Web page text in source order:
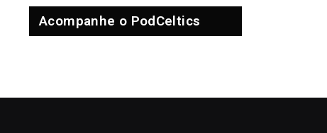
Acompanhe o PodCeltics